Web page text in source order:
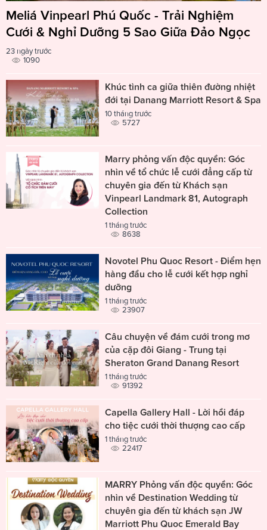
Meliá Vinpearl Phú Quốc - Trải Nghiệm
Cưới & Nghỉ Dưỡng 5 Sao Giữa Đảo Ngọc
23 ngày trước
1090
Khúc tình ca giữa thiên đường nhiệt
đới tại Danang Marriott Resort & Spa
10 tháng trước
5727
Marry phỏng vấn độc quyền: Góc
nhìn về tổ chức lễ cưới đẳng cấp từ
chuyên gia đến từ Khách sạn
Vinpearl Landmark 81, Autograph
Collection
1 tháng trước
8638
Novotel Phu Quoc Resort - Điểm hẹn
hàng đầu cho lễ cưới kết hợp nghỉ
dưỡng
1 tháng trước
23907
Câu chuyện về đám cưới trong mơ
của cặp đôi Giang - Trung tại
Sheraton Grand Danang Resort
1 tháng trước
91392
Capella Gallery Hall - Lời hồi đáp
cho tiệc cưới thời thượng cao cấp
1 tháng trước
22417
MARRY Phỏng vấn độc quyền: Góc
nhìn về Destination Wedding từ
chuyên gia đến từ khách sạn JW
Marriott Phu Quoc Emerald Bay